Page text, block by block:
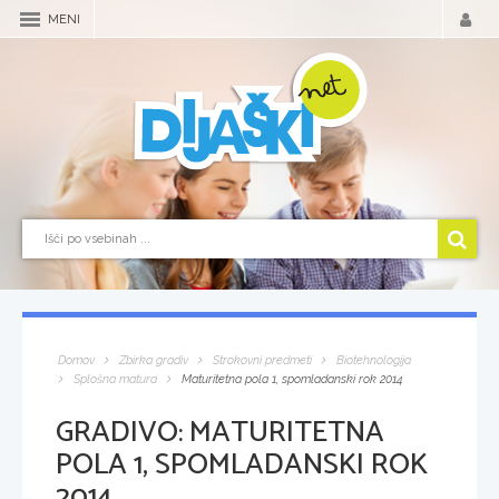
MENI
Domov Zbirka gradiv Strokovni predmeti
Biotehnologija
Splošna matura
Maturitetna pola 1, spomladanski rok 2014
GRADIVO:MATURITETNA
POLA 1, SPOMLADANSKI ROK